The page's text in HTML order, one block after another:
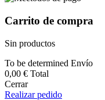
Carrito de compra
Sin productos
To be determined Envío
0,00 € Total
Cerrar
Realizar pedido